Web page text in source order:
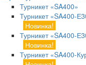
Турникет «SA400»
Турникет «SA400-
Новинка!
Турникет «SA400-
Новинка!
Турникет «SA400-